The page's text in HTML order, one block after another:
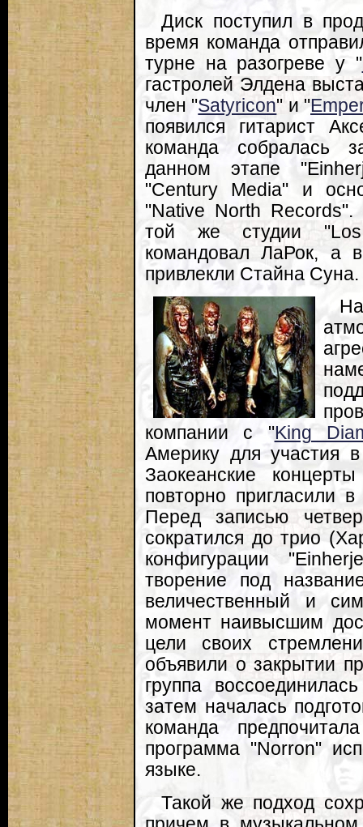
Диск поступил в
время команда
турне на разогреве у "
гастролей Элдена
член "Satyricon" и "
появился гитарист
команда собралась
данном этапе
"Century Media" и
"Native North
той же студии "Los
командовал ЛаРок, а в
привлекли Стайна Суна.
компании с "King
Америку для участия
Заокеанские
повторно пригласили
Перед записью
сократился до трио
конфигурации
творение под
величественный и
момент наивысшим
цели своих
объявили о закрытии
группа
затем началась
команда
программа "Norron"
языке.
Такой же подход